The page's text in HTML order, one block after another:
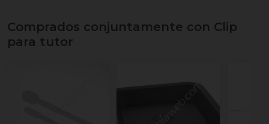
Comprados conjuntamente con Clip
para tutor